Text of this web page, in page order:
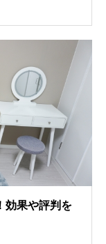
効果や評判を